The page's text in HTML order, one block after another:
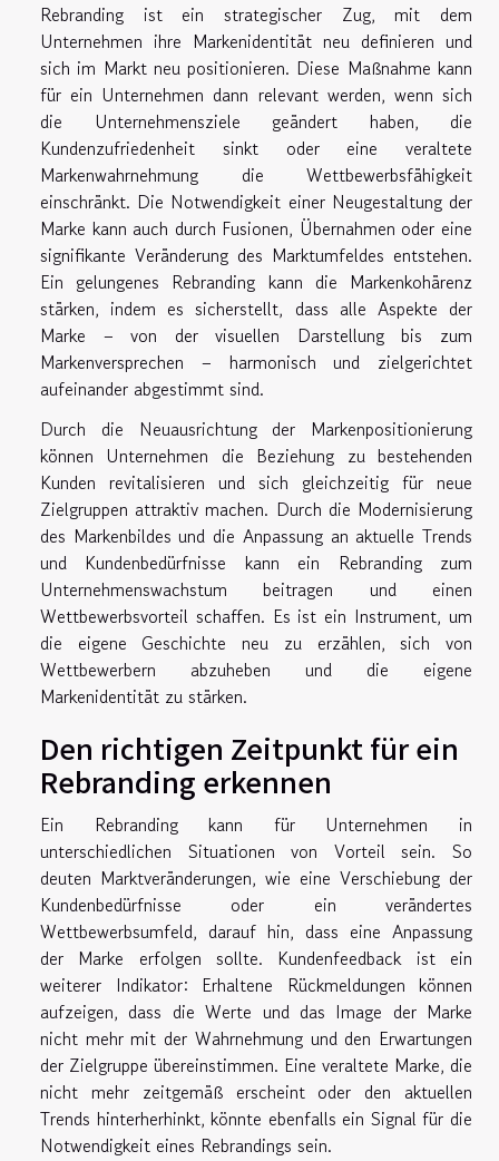
Rebranding ist ein strategischer Zug, mit dem
Unternehmen ihre Markenidentität neu definieren und
sich im Markt neu positionieren. Diese Maßnahme kann
für ein Unternehmen dann relevant werden, wenn sich
die Unternehmensziele geändert haben, die
Kundenzufriedenheit sinkt oder eine veraltete
Markenwahrnehmung die Wettbewerbsfähigkeit
einschränkt. Die Notwendigkeit einer Neugestaltung der
Marke kann auch durch Fusionen, Übernahmen oder eine
signifikante Veränderung des Marktumfeldes entstehen.
Ein gelungenes Rebranding kann die Markenkohärenz
stärken, indem es sicherstellt, dass alle Aspekte der
Marke – von der visuellen Darstellung bis zum
Markenversprechen – harmonisch und zielgerichtet
aufeinander abgestimmt sind.
Durch die Neuausrichtung der Markenpositionierung
können Unternehmen die Beziehung zu bestehenden
Kunden revitalisieren und sich gleichzeitig für neue
Zielgruppen attraktiv machen. Durch die Modernisierung
des Markenbildes und die Anpassung an aktuelle Trends
und Kundenbedürfnisse kann ein Rebranding zum
Unternehmenswachstum beitragen und einen
Wettbewerbsvorteil schaffen. Es ist ein Instrument, um
die eigene Geschichte neu zu erzählen, sich von
Wettbewerbern abzuheben und die eigene
Markenidentität zu stärken.
Den richtigen Zeitpunkt für ein
Rebranding erkennen
Ein Rebranding kann für Unternehmen in
unterschiedlichen Situationen von Vorteil sein. So
deuten Marktveränderungen, wie eine Verschiebung der
Kundenbedürfnisse oder ein verändertes
Wettbewerbsumfeld, darauf hin, dass eine Anpassung
der Marke erfolgen sollte. Kundenfeedback ist ein
weiterer Indikator: Erhaltene Rückmeldungen können
aufzeigen, dass die Werte und das Image der Marke
nicht mehr mit der Wahrnehmung und den Erwartungen
der Zielgruppe übereinstimmen. Eine veraltete Marke, die
nicht mehr zeitgemäß erscheint oder den aktuellen
Trends hinterherhinkt, könnte ebenfalls ein Signal für die
Notwendigkeit eines Rebrandings sein.